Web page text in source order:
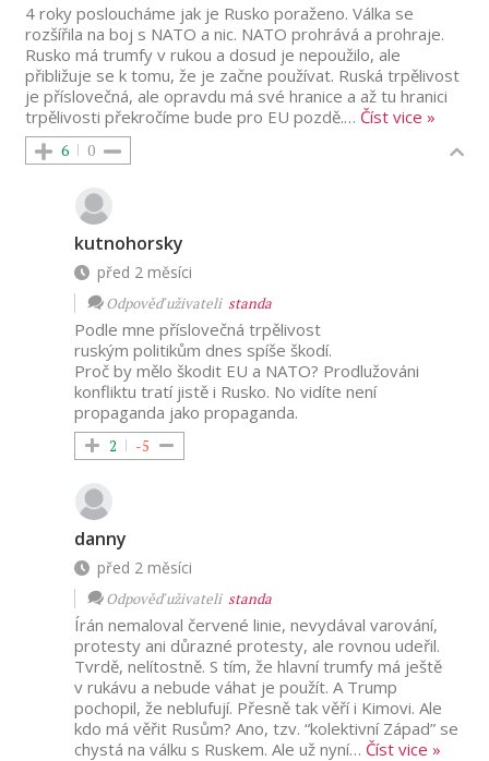
4 roky posloucháme jak je Rusko poraženo. Válka se
rozšířila na boj s NATO a nic. NATO prohrává a prohraje.
Rusko má trumfy v rukou a dosud je nepoužilo, ale
přibližuje se k tomu, že je začne používat. Ruská trpělivost
je příslovečná, ale opravdu má své hranice a až tu hranici
trpělivosti překročíme bude pro EU pozdě.… Číst vice »
6 0
kutnohorsky
před 2 měsíci
Odpověď uživateli standa
Podle mne příslovečná trpělivost
ruským politikům dnes spíše škodí.
Proč by mělo škodit EU a NATO? Prodlužováni
konfliktu tratí jistě i Rusko. No vidíte není
propaganda jako propaganda.
2 -5
danny
před 2 měsíci
Odpověď uživateli standa
Írán nemaloval červené linie, nevydával varování,
protesty ani důrazné protesty, ale rovnou udeřil.
Tvrdě, nelítostně. S tím, že hlavní trumfy má ještě
v rukávu a nebude váhat je použít. A Trump
pochopil, že neblufují. Přesně tak věří i Kimovi. Ale
kdo má věřit Rusům? Ano, tzv. “kolektivní Západ” se
chystá na válku s Ruskem. Ale už nyní… Číst vice »